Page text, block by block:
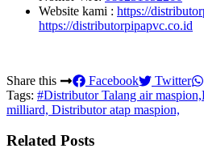
Website kami : https://
https://distributorpipapvc.co.id
Share this Facebook Twitter
Tags: #Distributor Talang air
milliard, Distributor atap maspion,
Related Posts